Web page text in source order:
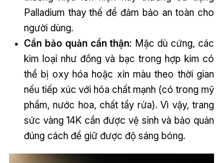
Palladium thay thế để đảm bảo an toàn cho
người dùng.
Cần bảo quản cẩn thận: Mặc dù cứng, các
kim loại như đồng và bạc trong hợp kim có
thể bị oxy hóa hoặc xỉn màu theo thời gian
nếu tiếp xúc với hóa chất mạnh (có trong mỹ
phẩm, nước hoa, chất tẩy rửa). Vì vậy, trang
sức vàng 14K cần được vệ sinh và bảo quản
đúng cách để giữ được độ sáng bóng.